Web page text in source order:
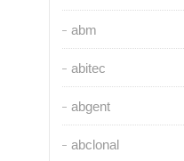
abm
abitec
abgent
abclonal